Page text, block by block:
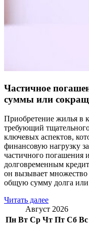
Частичное
суммы или
Приобретение жилья в
требующий
ключевых аспектов,
финансовую нагрузку
частичного погашения
долговременным
он вызывает множество
общую сумму долга или
Читать далее
Август 2026
Пн Вт Ср Чт Пт Сб Вс